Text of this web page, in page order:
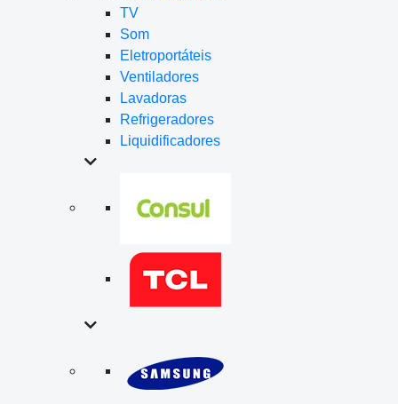
TV
Som
Eletroportáteis
Ventiladores
Lavadoras
Refrigeradores
Liquidificadores